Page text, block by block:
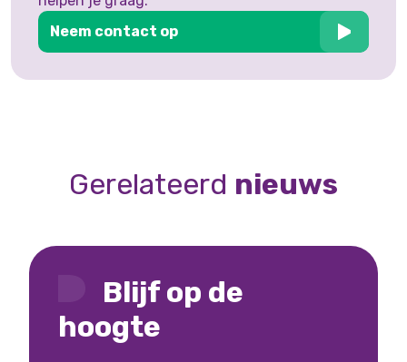
Neem contact op
Gerelateerd nieuws
Blijf op de
hoogte